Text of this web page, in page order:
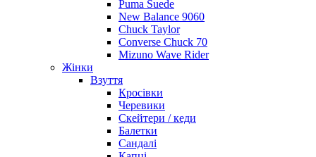
Puma Suede
New Balance 9060
Chuck Taylor
Converse Chuck 70
Mizuno Wave Rider
Жінки
Взуття
Кросівки
Черевики
Скейтери / кеди
Балетки
Сандалі